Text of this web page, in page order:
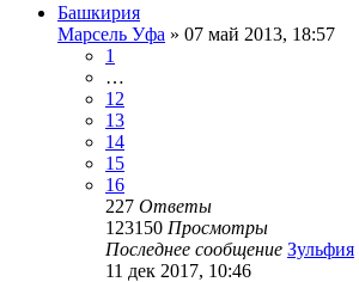
Башкирия
Марсель Уфа » 07 май 2013, 18:57
1
…
12
13
14
15
16
227 Ответы
123150 Просмотры
Последнее сообщение Зульфия
11 дек 2017, 10:46